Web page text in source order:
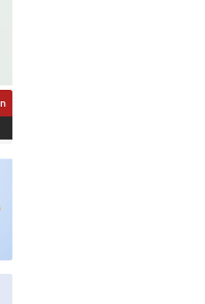
Mahallesi Akkavaklar